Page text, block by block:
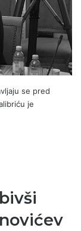
se pred
je